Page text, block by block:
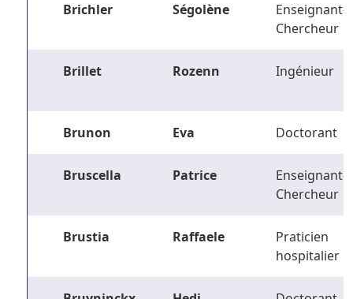
Brichler Ségolène
Enseignant-
Chercheur
Brillet Rozenn Ingénieur
Brunon Eva Doctorant
Bruscella Patrice
Enseignant-
Chercheur
Brustia Raffaele
Praticien
hospitalier